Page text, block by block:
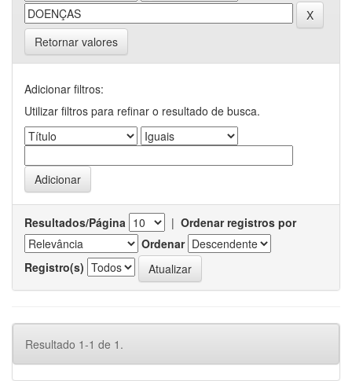
Retornar valores
Adicionar filtros:
Utilizar filtros para refinar o resultado de busca.
Resultados/Página | Ordenar registros por
Ordenar
Registro(s)
Resultado 1-1 de 1.